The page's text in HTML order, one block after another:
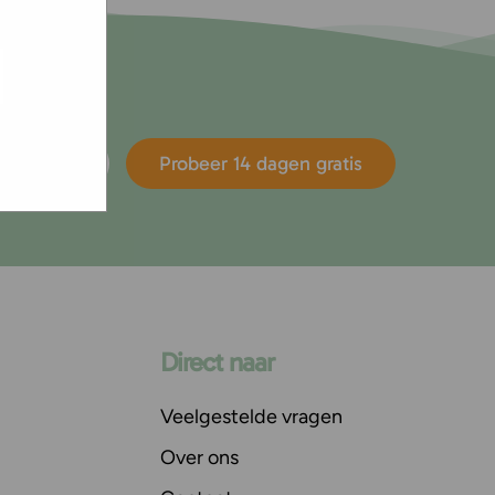
Probeer 14 dagen gratis
Direct naar
Veelgestelde vragen
Over ons
Er
van